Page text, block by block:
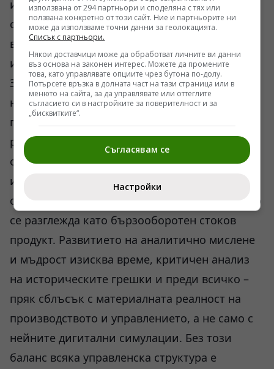
интелигентност, често са пропускали
социални и политически трусове, които
впоследствие са разрушавали самата
икономическа база.
За да се излезе от капана на функционалната
неграмотност, която често се крие зад
паравана на дипломите, е необходима
радикална промяна в подхода към
образованието и подбора на кадри. Това
изглежда логично, но изисква отказ от
сегашния пазарен модел, при който знанието
се разглежда като бързооборотен стоков
продукт. Развитието на аналитично мислене
и мъдрост изисква време, критичен анализ
на историческите грешки и преди всичко –
пряк сблъсък с материалната реалност на
производството и управлението, а не само с
нейните дигитални симулации. Без този
баланс всяка управленска структура е
използвана от 294 партньори и споделяна с тях или
ползвана конкретно от този сайт. Ние и партньорите ни
може да използваме точни данни за геолокацията.
Списък с партньори.
Някои доставчици може да обработват личните ви данни
въз основа на законен интерес. Можете да промените
това, като управлявате опциите чрез бутона по-долу.
Потърсете връзка в долната част на тази страница или в
менюто на сайта, за да управлявате или оттеглите
съгласието си в настройките за поверителност и за
„бисквитките“.
Съгласявам се
Настройки